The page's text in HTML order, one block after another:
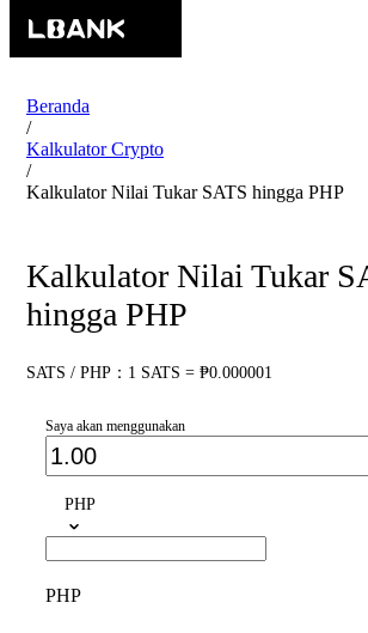
Beranda
/
Kalkulator Crypto
/
Kalkulator Nilai Tukar SATS hingga PHP
Kalkulator Nilai Tukar
hingga PHP
SATS / PHP：1 SATS = ₱0.000001
Saya akan menggunakan
PHP
PHP